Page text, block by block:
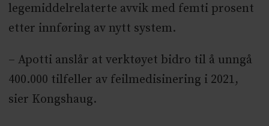
legemiddelrelaterte avvik med femti prosent
etter innføring av nytt system.
– Apotti anslår at verktøyet bidro til å unngå
400.000 tilfeller av feilmedisinering i 2021,
sier Kongshaug.